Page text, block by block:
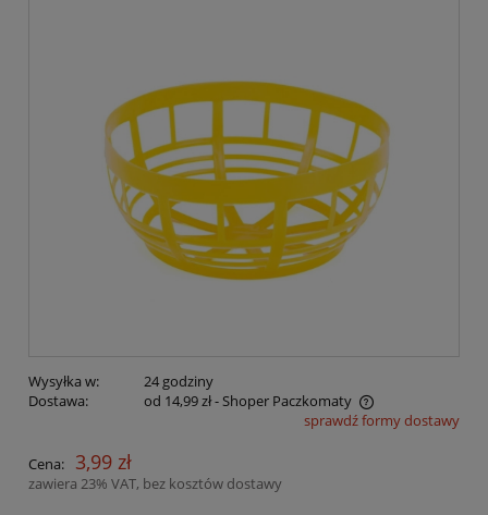
Wysyłka w:
24 godziny
Dostawa:
od 14,99 zł- Shoper Paczkomaty
Cena nie zawiera ewentualnych kosztów płatnościsprawdź formy dostawy
Cena: 3,99 zł
zawiera 23% VAT, bez kosztów dostawy